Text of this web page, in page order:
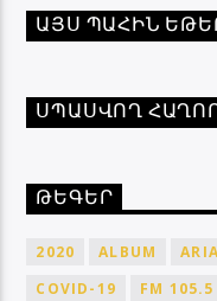
ԱՅՍ ՊԱՀԻՆ
ՍՊԱՍՎՈՂ
ԹԵԳԵՐ
2020 ALBUM
COVID-19
FM 105.5